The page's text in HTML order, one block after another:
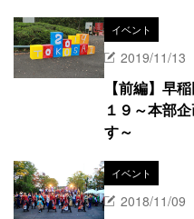
イベント
2019/11/13
【前編】早
１９～本部
す～
イベント
2018/11/09